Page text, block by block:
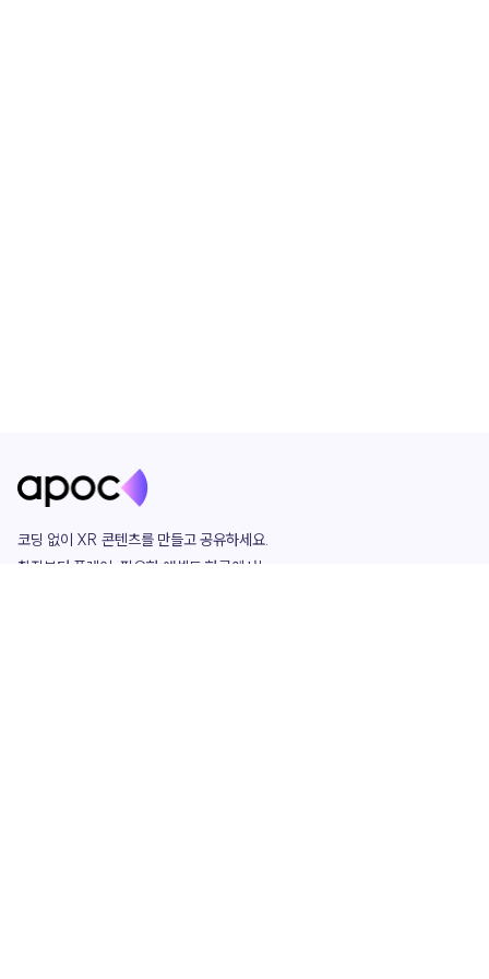
코딩 없이 XR 콘텐츠를 만들고 공유하세요.
창작부터 플레이, 필요한 애셋도 한곳에서!